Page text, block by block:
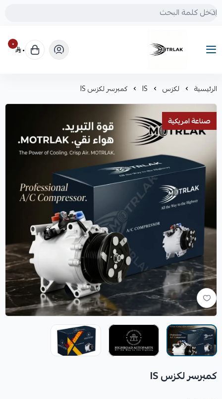
Motrlak
٠ ٠
الرئيسية لكزس IS كمبرسر لكزس IS
صناعة امريكية
كمبرسر لكزس IS